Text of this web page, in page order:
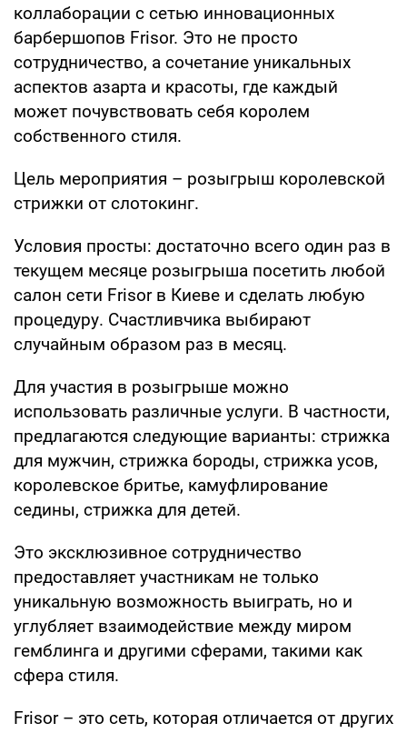
коллаборации с сетью инновационных
барбершопов Frisor. Это не просто
сотрудничество, а сочетание уникальных
аспектов азарта и красоты, где каждый
может почувствовать себя королем
собственного стиля.
Цель мероприятия – розыгрыш королевской
стрижки от слотокинг.
Условия просты: достаточно всего один раз в
текущем месяце розыгрыша посетить любой
салон сети Frisor в Киеве и сделать любую
процедуру. Счастливчика выбирают
случайным образом раз в месяц.
Для участия в розыгрыше можно
использовать различные услуги. В частности,
предлагаются следующие варианты: стрижка
для мужчин, стрижка бороды, стрижка усов,
королевское бритье, камуфлирование
седины, стрижка для детей.
Это эксклюзивное сотрудничество
предоставляет участникам не только
уникальную возможность выиграть, но и
углубляет взаимодействие между миром
гемблинга и другими сферами, такими как
сфера стиля.
Frisor – это сеть, которая отличается от других